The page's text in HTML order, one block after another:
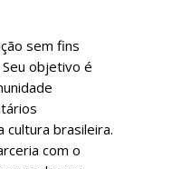
sem fins
Seu objetivo é
cultura brasileira.
com o